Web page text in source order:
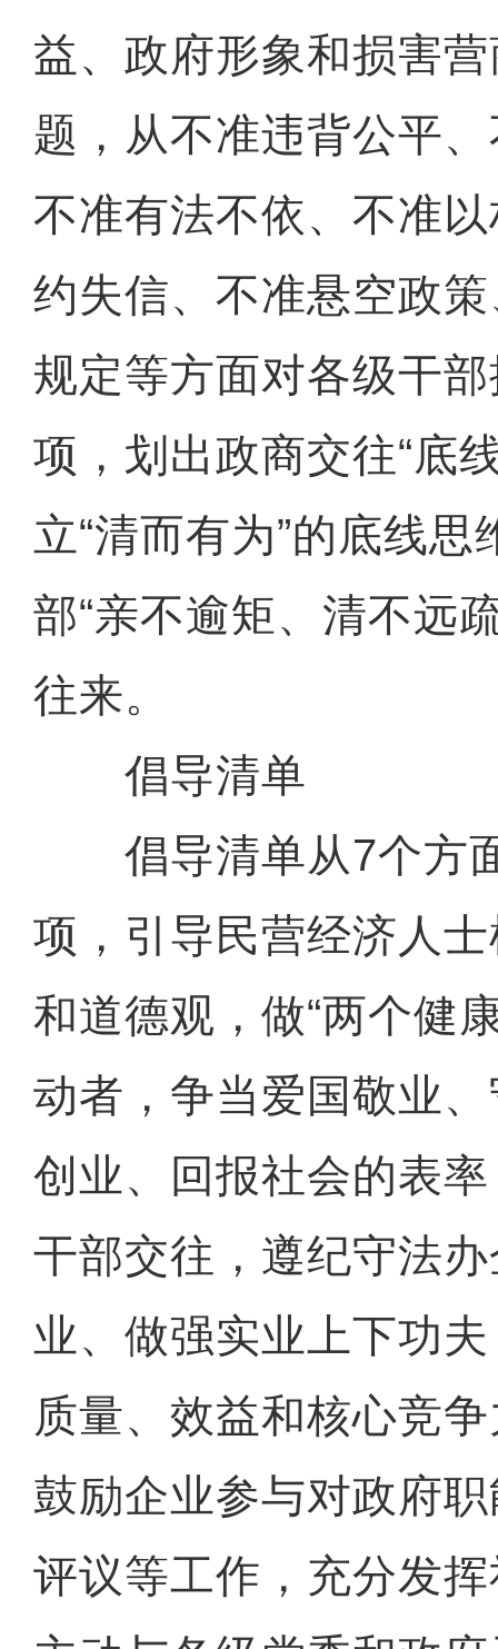
益、政府形象和损害
题，从不准违背公平
不准有法不依、不准
约失信、不准悬空政
规定等方面对各级干
项，划出政商交往“底
立“清而有为”的底线
部“亲不逾矩、清不远
往来。
倡导清单
倡导清单从7个方
项，引导民营经济人
和道德观，做“两个健
动者，争当爱国敬业
创业、回报社会的表
干部交往，遵纪守法
业、做强实业上下功
质量、效益和核心竞
鼓励企业参与对政府
评议等工作，充分发